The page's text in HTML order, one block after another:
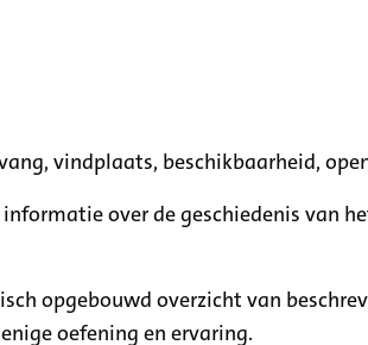
vindplaats, beschikbaarheid,
over de geschiedenis van
opgebouwd overzicht van
oefening en ervaring.